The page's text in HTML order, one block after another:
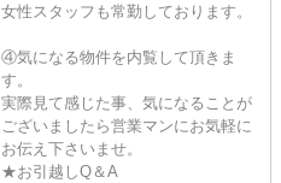
女性スタッフも常勤しております。
④気になる物件を内覧して頂きま
す。
実際見て感じた事、気になることが
ございましたら営業マンにお気軽に
お伝え下さいませ。
★お引越しQ＆A